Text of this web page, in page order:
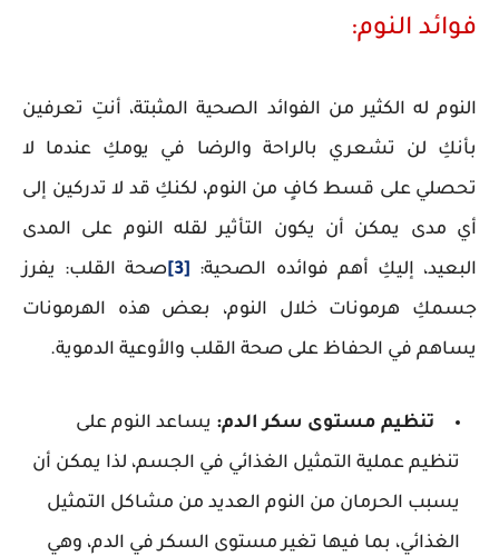
فوائد النوم:
النوم له الكثير من الفوائد الصحية المثبتة، أنتِ تعرفين
بأنكِ لن تشعري بالراحة والرضا في يومكِ عندما لا
تحصلي على قسط كافٍ من النوم، لكنكِ قد لا تدركين إلى
أي مدى يمكن أن يكون التأثير لقله النوم على المدى
البعيد، إليكِ أهم فوائده الصحية:
[3]
صحة القلب: يفرز
جسمكِ هرمونات خلال النوم، بعض هذه الهرمونات
يساهم في الحفاظ على صحة القلب والأوعية الدموية.
تنظيم مستوى سكر الدم: يساعد النوم على
تنظيم عملية التمثيل الغذائي في الجسم، لذا يمكن أن
يسبب الحرمان من النوم العديد من مشاكل التمثيل
الغذائي، بما فيها تغير مستوى السكر في الدم، وهي